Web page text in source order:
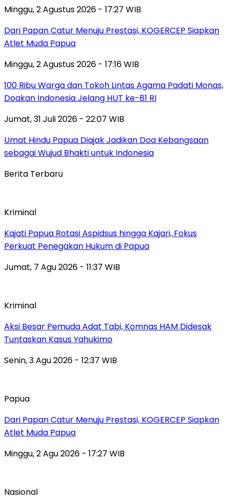
Minggu, 2 Agustus 2026 - 17:27 WIB
Dari Papan Catur Menuju Prestasi, KOGERCEP Siapkan
Atlet Muda Papua
Minggu, 2 Agustus 2026 - 17:16 WIB
100 Ribu Warga dan Tokoh Lintas Agama Padati Monas,
Doakan Indonesia Jelang HUT ke-81 RI
Jumat, 31 Juli 2026 - 22:07 WIB
Umat Hindu Papua Diajak Jadikan Doa Kebangsaan
sebagai Wujud Bhakti untuk Indonesia
Berita Terbaru
Kriminal
Kajati Papua Rotasi Aspidsus hingga Kajari, Fokus
Perkuat Penegakan Hukum di Papua
Jumat, 7 Agu 2026 - 11:37 WIB
Kriminal
Aksi Besar Pemuda Adat Tabi, Komnas HAM Didesak
Tuntaskan Kasus Yahukimo
Senin, 3 Agu 2026 - 12:37 WIB
Papua
Dari Papan Catur Menuju Prestasi, KOGERCEP Siapkan
Atlet Muda Papua
Minggu, 2 Agu 2026 - 17:27 WIB
Nasional